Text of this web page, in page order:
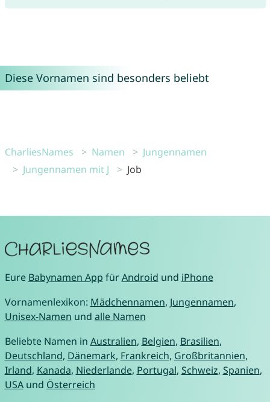
Diese Vornamen sind besonders beliebt
CharliesNames Namen
Jungennamen
Jungennamen mit J
Job
Eure Babynamen App fürAndroid und iPhone
Vornamenlexikon: Mädchennamen, Jungennamen,
Unisex-Namen und alle Namen
Beliebte Namen in Australien, Belgien, Brasilien,
Deutschland, Dänemark, Frankreich, Großbritannien,
Irland, Kanada, Niederlande, Portugal, Schweiz, Spanien,
USAund Österreich